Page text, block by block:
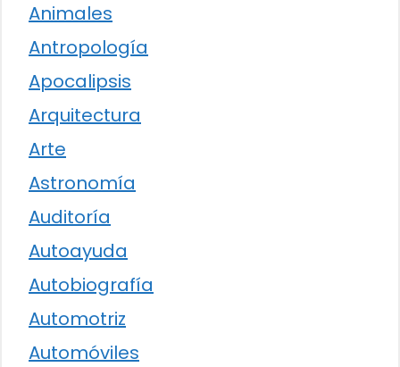
Animales
Antropología
Apocalipsis
Arquitectura
Arte
Astronomía
Auditoría
Autoayuda
Autobiografía
Automotriz
Automóviles